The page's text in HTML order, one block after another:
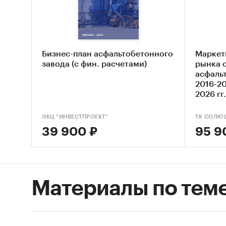
Более
О
рынков.
За 8
Бизнес-план асфальтобетонного
завода (с фин. расчетами)
ЭКЦ "ИНВЕСТПРОЕКТ"
39 900 ₽
рынка
2016-
2026
ТК
95
Материалы по